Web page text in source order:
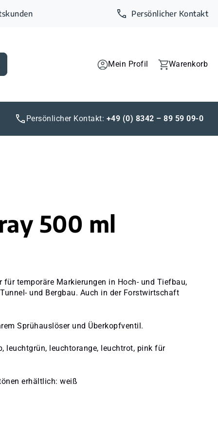
Persönlicher Kontakt
Mein Profil Warenkorb
Persönlicher Kontakt: +49 (0) 8342 – 89 59 09-0
500 ml
für temporäre Markierungen in Hoch- und Tiefbau,
und Bergbau. Auch in der Forstwirtschaft
Sprühauslöser und Überkopfventil.
leuchtgrün, leuchtorange, leuchtrot, pink für
erhältlich: weiß